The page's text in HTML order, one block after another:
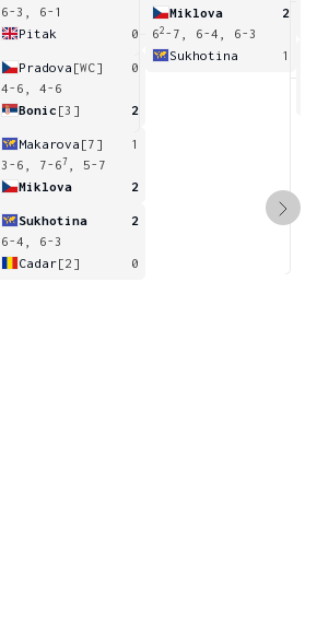
6-3, 6-1
Pitak
0
Pradova [WC]
0
4-6, 4-6
Bonic [3] 2
Makarova [7]
1
3-6, 7-67
, 5-7
Miklova
2
Sukhotina
2
6-4, 6-3
Cadar[2] 0
Miklova
2
62 -7, 6-4, 6-3
Sukhotina
1